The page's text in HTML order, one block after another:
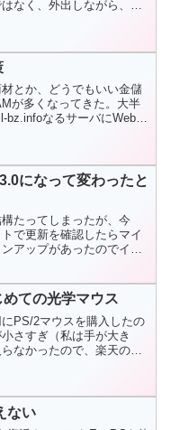
なく、外出しながら、家
（/）がコピ...
とか、どうでもいい金儲
が多くなってきた。大半
bz.infoなるサーバにWebア
。nslookupすると...
になって変わったと
たってしまったが、今
で更新を確認したらマイ
アップがあったのでイン
っているのは、cueシート
で...
ての光学マウス
PS/2マウスを購入したの
さすぎ（私は手が大き
なかったので、楽天の期
ったが、私物では初めて
ス。ボー...
ない